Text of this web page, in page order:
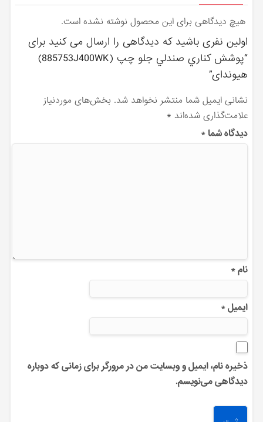
هیچ دیدگاهی برای این محصول نوشته نشده است.
اولین نفری باشید که دیدگاهی را ارسال می کنید برای
“پوشش كناري صندلي جلو چپ (885753J400WK)
هیوندای”
نشانی ایمیل شما منتشر نخواهد شد. بخش‌های موردنیاز
علامت‌گذاری شده‌اند *
دیدگاه شما*
نام*
ایمیل*
ذخیره نام، ایمیل و وبسایت من در مرورگر برای زمانی که دوباره
دیدگاهی می‌نویسم.